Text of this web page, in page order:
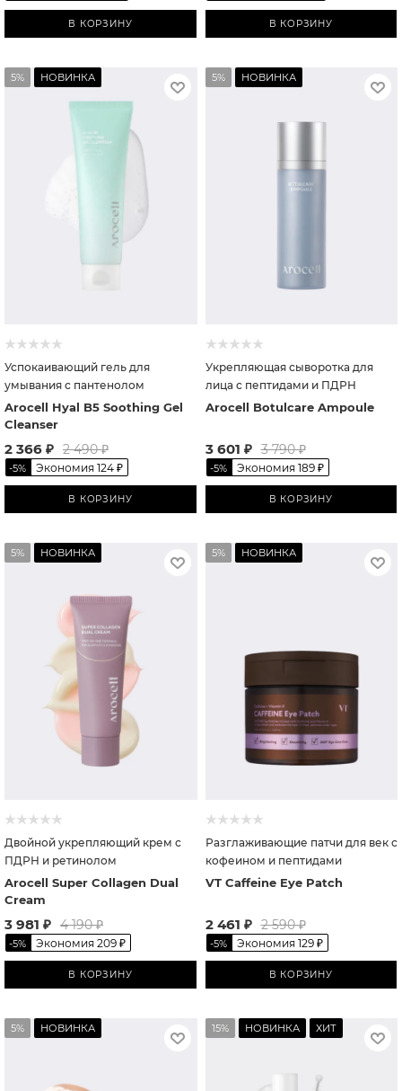
В КОРЗИНУ В КОРЗИНУ
5% НОВИНКА
Успокаивающий гель для
умывания с пантенолом
Arocell Hyal B5 Soothing Gel
Cleanser
2 366 ₽ 2 490₽
-5% Экономия 124 ₽
В КОРЗИНУ
5% НОВИНКА
Укрепляющая сыворотка для
лица с пептидами и ПДРН
Arocell Botulcare Ampoule
3 601 ₽ 3 790₽
-5% Экономия 189₽
В КОРЗИНУ
5% НОВИНКА
Двойной укрепляющий крем с
ПДРН и ретинолом
Arocell Super Collagen Dual
Cream
3 981 ₽ 4 190₽
-5% Экономия 209 ₽
В КОРЗИНУ
5% НОВИНКА
Разглаживающие патчи для век с
кофеином и пептидами
VT Caffeine Eye Patch
2 461 ₽ 2 590₽
-5% Экономия 129₽
В КОРЗИНУ
5% НОВИНКА 15% НОВИНКА ХИТ